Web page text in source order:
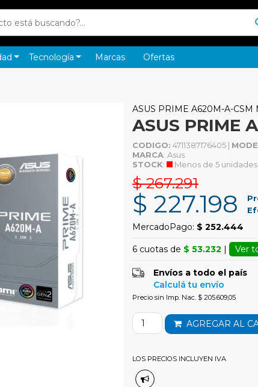
Tecnología Marcas Ofertas
ASUS PRIME A620M-A-
ASUS PRIME
CODIGO: 4711387176405 |
MARCA: Asus
STOCK: Menos de 5
$ 267.291
$ 227.198
MercadoPago: $ 252.444
6 cuotas de $ 53.232 | Ver
Envíos a todo el país
Calculá tu envío
Precio sin Imp. Nac. $ 205.609,05
AGREGAR AL
LOS PRECIOS INCLUYEN IVA